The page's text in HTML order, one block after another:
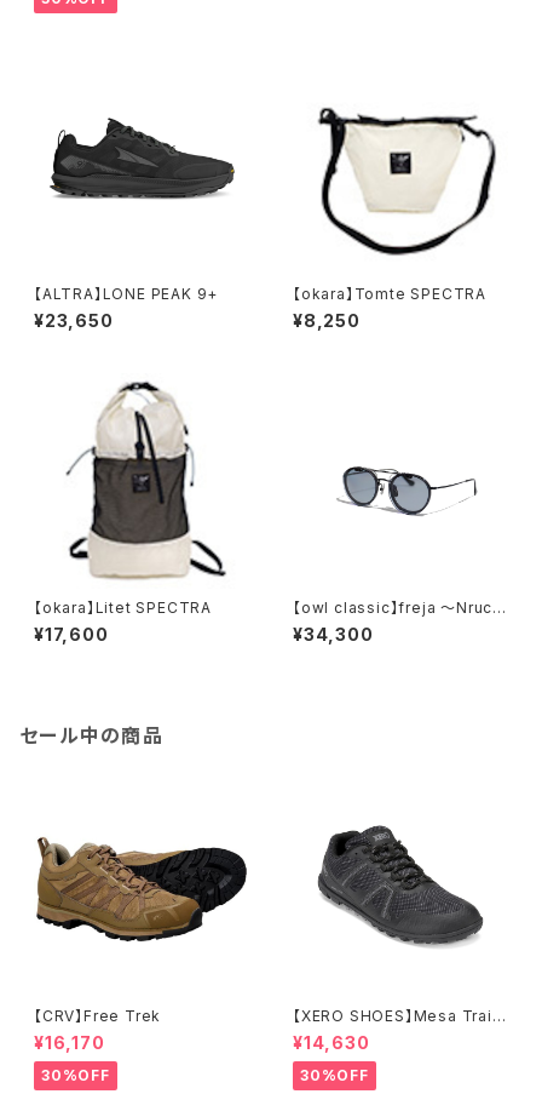
【ALTRA】LONE PEAK 9+
¥23,650
【okara】Tomte SPECTRA
¥8,250
【okara】Litet SPECTRA
¥17,600
【owl classic】freja 〜Nruc E
dition〜
¥34,300
セール中の商品
【CRV】Free Trek
¥16,170
30%OFF
【XERO SHOES】Mesa Trail
WP (ブラック)
¥14,630
30%OFF